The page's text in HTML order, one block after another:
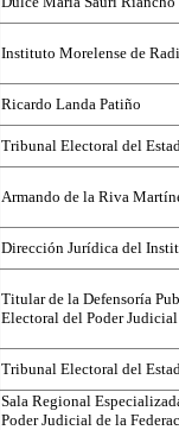
Instituto Morelense de
Ricardo Landa Patiño
Tribunal Electoral del
Armando de la Riva
Dirección Jurídica del
Titular de la Defensoría
Electoral del Poder
Tribunal Electoral del
Sala Regional
Poder Judicial de la